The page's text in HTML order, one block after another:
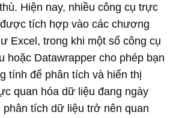
Hiện nay, nhiều công cụ trực
tích hợp vào các chương
Excel, trong khi một số công cụ
hoặc Datawrapper cho phép bạn
tính để phân tích và hiển thị
quan hóa dữ liệu đang ngày
phân tích dữ liệu trở nên quan